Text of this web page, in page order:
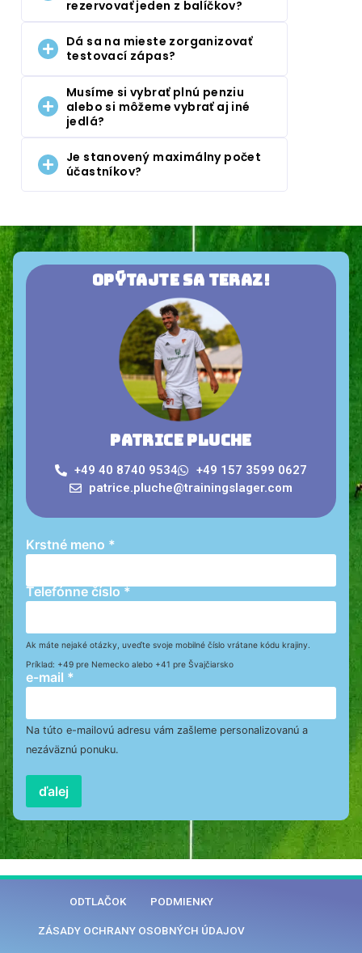
rezervovať jeden z balíčkov?
Dá sa na mieste zorganizovať
testovací zápas?
Musíme si vybrať plnú penziu
alebo si môžeme vybrať aj iné
jedlá?
Je stanovený maximálny počet
účastníkov?
Opýtajte sa teraz!
Patrice Pluche
+49 40 8740 9534
+49 157 3599 0627
patrice.pluche@trainingslager.com
Krstné meno *
Telefónne číslo*
Ak máte nejaké otázky, uveďte svoje mobilné číslo vrátane kódu krajiny.
Príklad: +49 pre Nemecko alebo +41 pre Švajčiarsko
e-mail *
Na túto e-mailovú adresu vám zašleme personalizovanú a
nezáväznú ponuku.
ďalej
ODTLAČOK PODMIENKY
ZÁSADY OCHRANY OSOBNÝCH ÚDAJOV